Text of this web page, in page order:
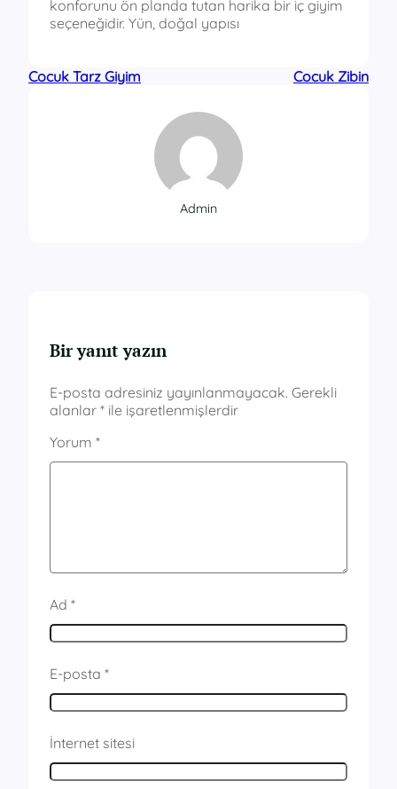
konforunu ön planda tutan harika bir iç giyim
seçeneğidir. Yün, doğal yapısı
Cocuk Tarz Giyim Cocuk Zibin
Admin
Bir yanıt yazın
E-posta adresiniz yayınlanmayacak. Gerekli
alanlar * ile işaretlenmişlerdir
Yorum *
Ad *
E-posta *
İnternet sitesi